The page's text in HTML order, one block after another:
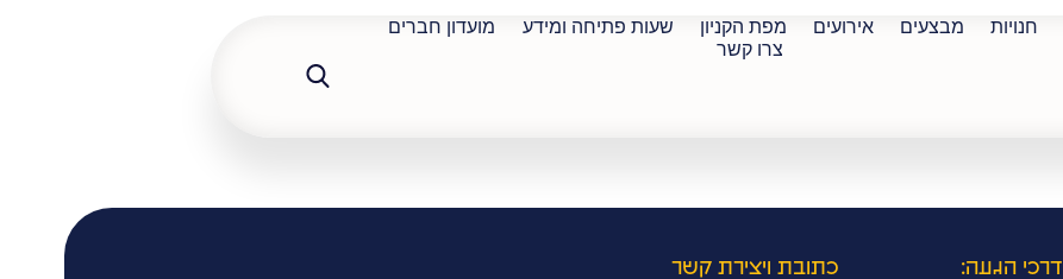
חנויות מבצעים אירועים מפת הקניון שעות פתיחה ומידע
מועדון חברים
צרו קשר
דרכי הגעה: כתובת ויצירת קשר